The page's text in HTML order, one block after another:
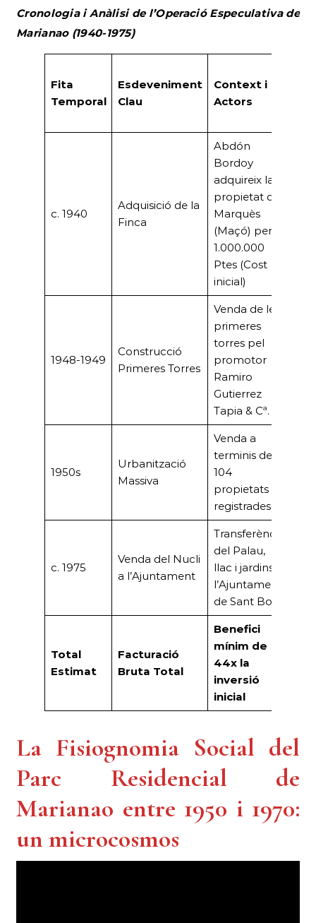
Cronologia i Anàlisi de l’Operació Especulativa de
Marianao (1940-1975)
Fita
Temporal
Esdeveniment
Clau
Context i
Actors
c. 1940
Adquisició de la
Finca
Abdón
Bordoy
adquireix la
propietat del
Marquès
(Maçó) per
1.000.000
Ptes (Cost
inicial)
1948-1949
Construcció
Primeres Torres
Venda de les
primeres
torres pel
promotor
Ramiro
Gutierrez
Tapia & Cª.
1950s
Urbanització
Massiva
Venda a
terminis de
104
propietats
registrades.
c. 1975
Venda del Nucli
a l’Ajuntament
Transferència
del Palau,
llac i jardins a
l’Ajuntament
de Sant Boi.
Total
Estimat
Facturació
Bruta Total
Benefici
mínim de
44x la
inversió
inicial
La Fisiognomia Social del
Parc Residencial de
Marianao entre 1950 i 1970:
un microcosmos